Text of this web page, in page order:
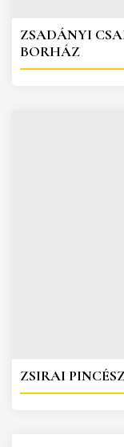
ZSADÁNYI
BORHÁZ
ZSIRAI